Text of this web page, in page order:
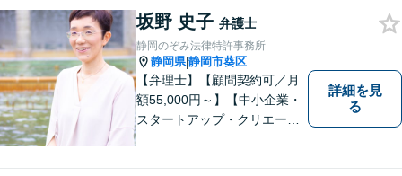
坂野 史子 弁護士
静岡のぞみ法律特許事務所
静岡県|静岡市葵区
【弁理士】【顧問契約可／月
額55,000円～】【中小企業・
スタートアップ・クリエータ
詳細を見
る